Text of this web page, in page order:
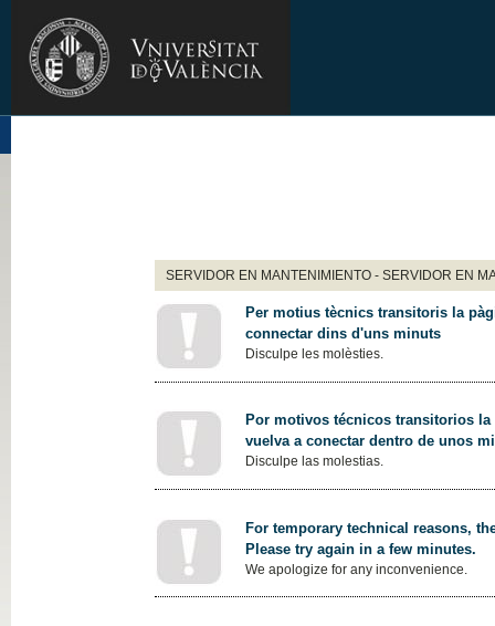
SERVIDOR EN MANTENIMIENTO - SERVIDOR EN
Per motius tècnics transitoris la
connectar dins d'uns minuts
Disculpe les molèsties.
Por motivos técnicos transitorios
vuelva a conectar dentro de unos
Disculpe las molestias.
For temporary technical reasons,
Please try again in a few minutes.
We apologize for any inconvenience.